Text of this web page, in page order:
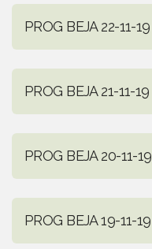
PROG BEJA 22-11-19
PROG BEJA 21-11-19
PROG BEJA 20-11-19
PROG BEJA 19-11-19